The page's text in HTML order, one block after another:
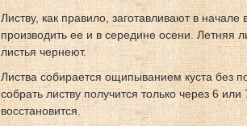
Листву, как правило, заготавливают в
производить ее и в середине осени. Летняя
листья чернеют.
Листва собирается ощипыванием куста без
собрать листву получится только через 6
восстановится.